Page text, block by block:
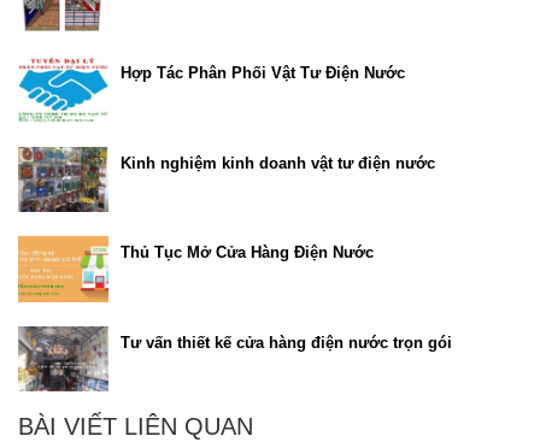
Hợp Tác Phân Phối Vật Tư Điện Nước
Kinh nghiệm kinh doanh vật tư điện nước
Thủ Tục Mở Cửa Hàng Điện Nước
Tư vấn thiết kế cửa hàng điện nước trọn gói
BÀI VIẾT LIÊN QUAN